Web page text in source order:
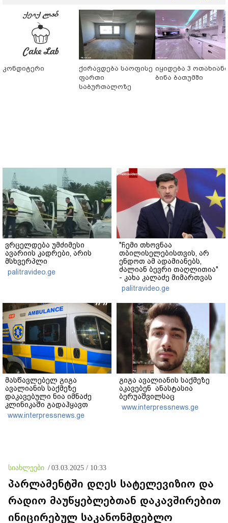
კონდიტერი
ქირავდება საოფისე
ფართი
საბურთალოზე
იყიდება 3 ოთახიანი
ბინა ბათუმში
ვრცელდება უმძიმესი
ავარიის კადრები, არის
მსხვერპლი
palitravideo.ge
"ჩემი თხოვნაა
თბილისელებისთვის, არ
ენდოთ ამ ადამიანებს,
ძალიან ბევრი თაღლითია"
- კახა კალაძე მიმართვას
ავრცელებს
palitravideo.ge
მასწავლებელ გიგა
ავალიანის საქმეზე
დაკავებული ნია იმნაძე
კლინიკაში გადაჰყავთ
www.interpressnews.ge
გიგა ავალიანის საქმეზე
აკავებენ ანასტასია
ბერუაშვილსაც
www.interpressnews.ge
სიახლეები / 03.03.2025 / 10:33
პარლამენტში დღეს სატელევიზიო და
რადიო მაუწყებლებთან დაკავშირებით
ინიცირებულ საკანონმდებლო